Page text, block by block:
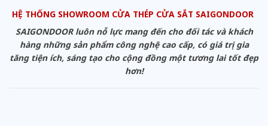
HỆ THỐNG SHOWROOM CỬA THÉP CỬA SẮT SAIGONDOOR
SAIGONDOOR luôn nỗ lực mang đến cho đối tác và khách
hàng những sản phẩm công nghệ cao cấp, có giá trị gia
tăng tiện ích, sáng tạo cho cộng đồng một tương lai tốt đẹp
hơn!